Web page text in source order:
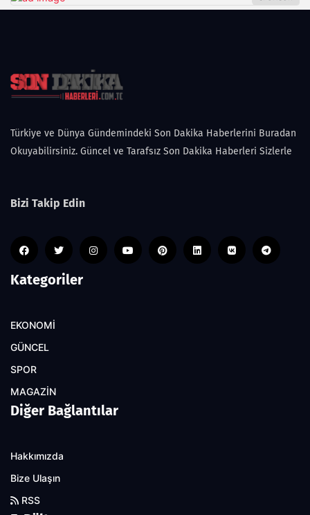
Türkiye ve Dünya Gündemindeki Son Dakika Haberlerini Buradan
Okuyabilirsiniz. Güncel ve Tarafsız Son Dakika Haberleri Sizlerle
Bizi Takip Edin
Kategoriler
EKONOMİ
GÜNCEL
SPOR
MAGAZİN
Diğer Bağlantılar
Hakkımızda
Bize Ulaşın
RSS